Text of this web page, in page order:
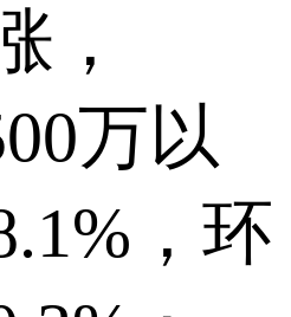
，
万以
，环